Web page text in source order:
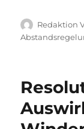
Autor
Redaktion